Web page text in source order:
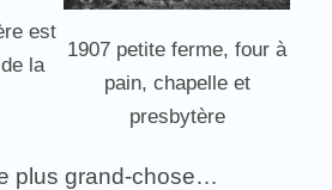
est
la
1907 petite ferme, four à
pain, chapelle et
presbytère
plus grand-chose…